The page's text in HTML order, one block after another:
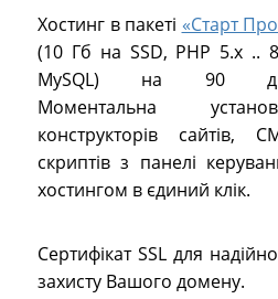
Хостинг в пакеті «Старт
(10 Гб на SSD, PHP 5.х ..
MySQL) на 90
Моментальна
конструкторів сайтів,
скриптів з панелі
хостингом в єдиний клік.
Сертифікат SSL для
захисту Вашого домену.